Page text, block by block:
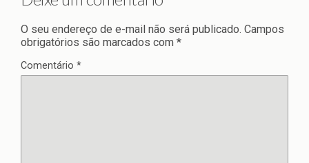
O seu endereço de e-mail não será publicado. Campos
obrigatórios são marcados com *
Comentário *